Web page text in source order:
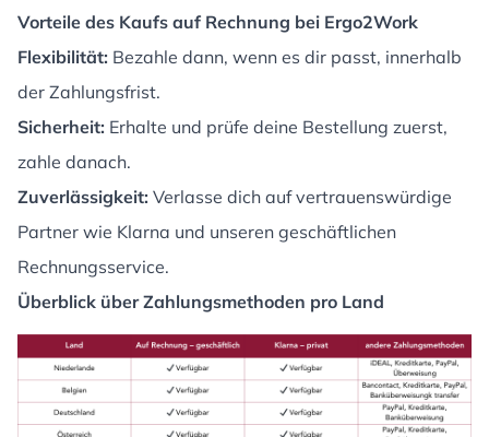
Vorteile des Kaufs auf Rechnung bei Ergo2Work
Flexibilität: Bezahle dann, wenn es dir passt, innerhalb
der Zahlungsfrist.
Sicherheit: Erhalte und prüfe deine Bestellung zuerst,
zahle danach.
Zuverlässigkeit: Verlasse dich auf vertrauenswürdige
Partner wie Klarna und unseren geschäftlichen
Rechnungsservice.
Überblick über Zahlungsmethoden pro Land